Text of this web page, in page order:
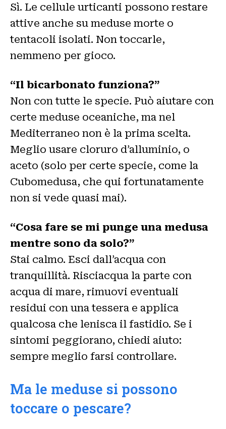
Sì. Le cellule urticanti possono restare
attive anche su meduse morte o
tentacoli isolati. Non toccarle,
nemmeno per gioco.
“Il bicarbonato funziona?”
Non con tutte le specie. Può aiutare con
certe meduse oceaniche, ma nel
Mediterraneo non è la prima scelta.
Meglio usare cloruro d’alluminio, o
aceto (solo per certe specie, come la
Cubomedusa, che qui fortunatamente
non si vede quasi mai).
“Cosa fare se mi punge una medusa
mentre sono da solo?”
Stai calmo. Esci dall’acqua con
tranquillità. Risciacqua la parte con
acqua di mare, rimuovi eventuali
residui con una tessera e applica
qualcosa che lenisca il fastidio. Se i
sintomi peggiorano, chiedi aiuto:
sempre meglio farsi controllare.
Ma le meduse si possono
toccare o pescare?